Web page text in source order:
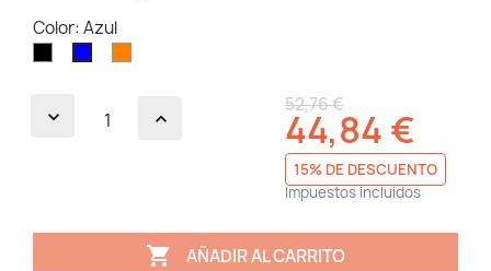
Color: Azul
NegroAzul Naranja
52,76 €
44,84 €
15% DE DESCUENTO
Impuestos incluidos
 AÑADIR AL CARRITO